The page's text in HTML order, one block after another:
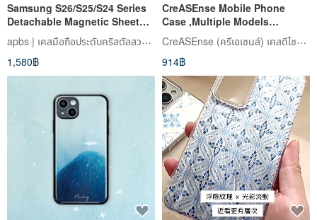
Samsung S26/S25/S24 Series
Detachable Magnetic Sheet
with Colorful Gems - Fragrant
Kitty
apbs | เคสมือถือประดับคริสตัลสวารอฟสกี้
1,580฿
CreASEnse Mobile Phone
Case ,Multiple Models
Support ,Design and Made in
TAIWAN
CreASEnse (ครีเอเซนส์) เคสดีไซน์สวย
914฿